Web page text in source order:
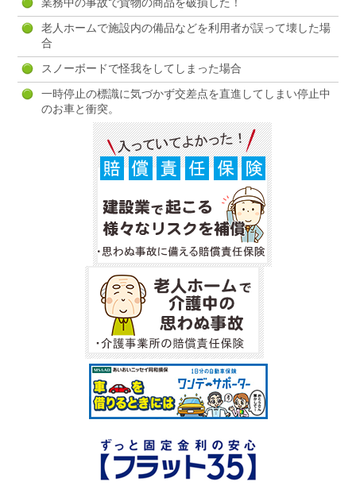
老人ホームで施設内の備品などを利用者が誤って壊した場
合
スノーボードで怪我をしてしまった場合
一時停止の標識に気づかず交差点を直進してしまい停止中
のお車と衝突。